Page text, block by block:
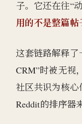
子。它还在往“
用的不是整篇帖
这套链路解释了
CRM”时被无视
社区共识为核
Reddit的排序器